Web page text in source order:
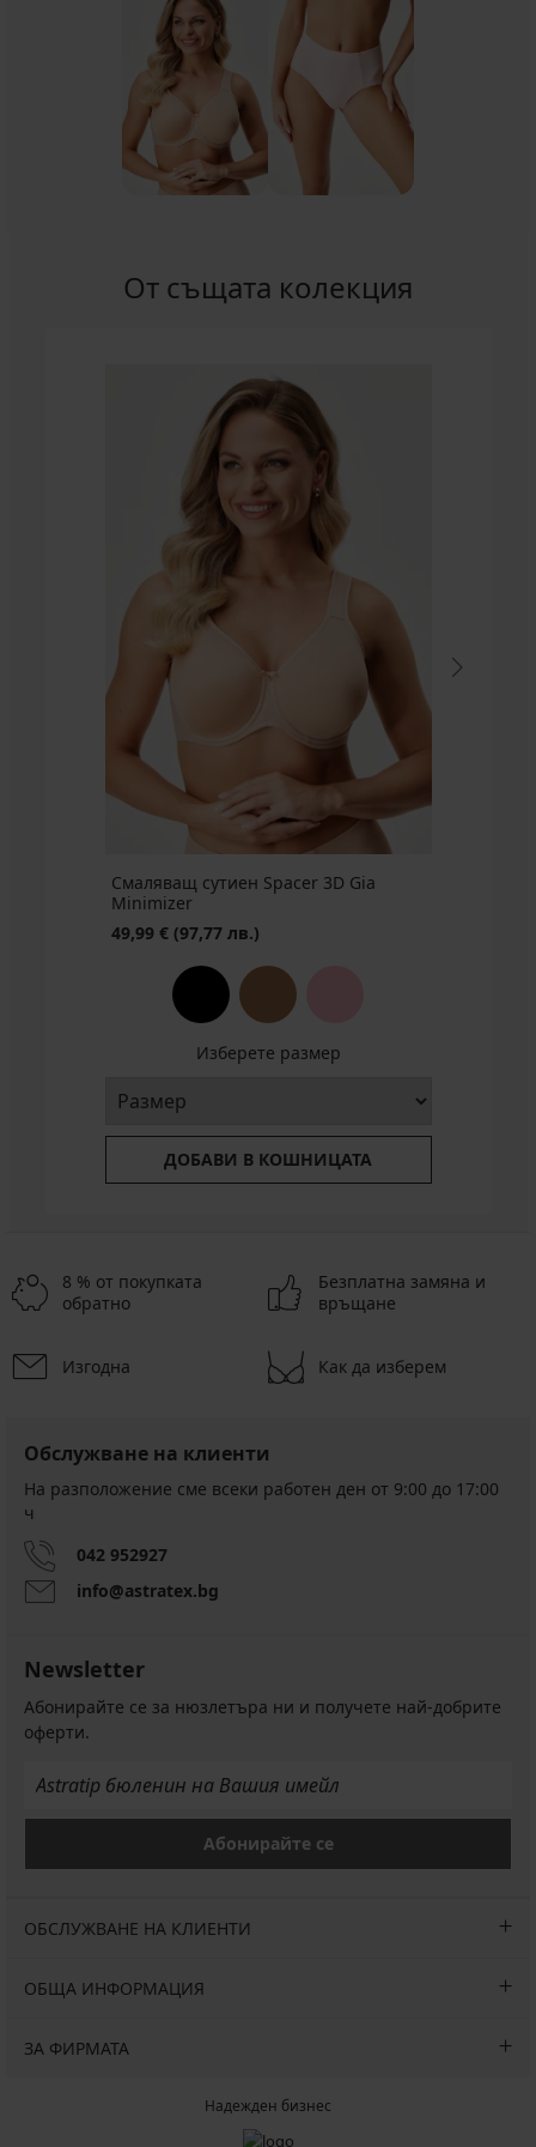
От същата колекция
Смаляващ сутиен Spacer 3D Gia
Minimizer
49,99 € (97,77 лв.)
Изберете размер
ДОБАВИ В КОШНИЦАТА
8 % от покупката
обратно
Безплатна замяна и
връщане
Изгодна Как да изберем
Обслужване на клиенти
На разположение сме всеки работен ден от 9:00 до 17:00
ч
042 952927
info@astratex.bg
Newsletter
Абонирайте се за нюзлетъра ни и получете най-добрите
оферти.
Абонирайте се
ОБСЛУЖВАНЕ НА КЛИЕНТИ
ОБЩА ИНФОРМАЦИЯ
ЗА ФИРМАТА
Надежден бизнес